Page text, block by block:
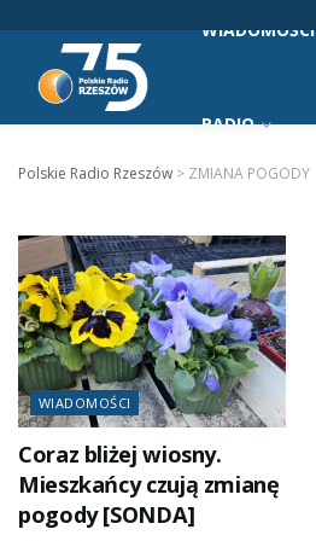
WIADOMOŚCI
RADIO
Polskie Radio Rzeszów > ZMIANA POGODY
WIADOMOŚCI
Coraz bliżej wiosny.
Mieszkańcy czują zmianę
pogody [SONDA]